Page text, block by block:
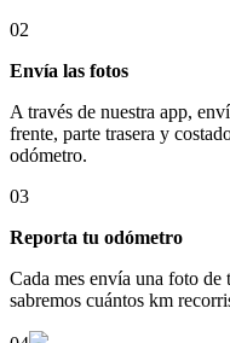
02
Envía las fotos
A través de nuestra app,
frente, parte trasera y
odómetro.
03
Reporta tu odómetro
Cada mes envía una foto de
sabremos cuántos km